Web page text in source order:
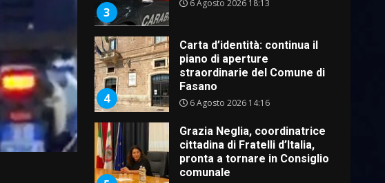
3
6 Agosto 2026 18:13
4
Carta d’identità: continua il
piano di aperture
straordinarie del Comune di
Fasano
6 Agosto 2026 14:16
Grazia Neglia, coordinatrice
cittadina di Fratelli d’Italia,
pronta a tornare in Consiglio
comunale